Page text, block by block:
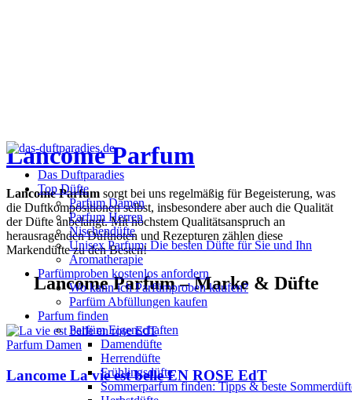
Das Duftparadies
Top Düfte
Parfum Damen
Parfum Herren
Nischendüfte
Unisex Parfum: Die besten Düfte für Sie und Ihn
Aromatherapie
Parfümproben kostenlos anfordern
Wo kann ich Parfümproben kaufen?
Parfüm Abfüllungen kaufen
Parfum finden
Parfüm Eigenschaften
Damendüfte
Herrendüfte
Frühlingsdüfte
Sommerparfum finden: Tipps & beste
Lancome Parfum
Lancome Parfum sorgt bei uns regelmäßig für Begeisterung, was
die Duftkompositionen selbst, insbesondere aber auch die Qualität
der Düfte anbelangt. Mit höchstem Qualitätsanspruch an
herausragenden Duftnoten und Rezepturen zählen diese
Markendüfte zu den Besten!
Lancome Parfum – Marke & Düfte
Parfum Damen
Lancome La vie est belle EN ROSE EdT